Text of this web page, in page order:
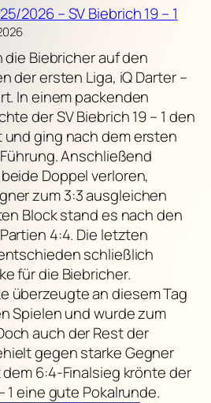
2026 – SV Biebrich 19 – 1
die Biebricher auf den
der ersten Liga, iQ Darter –
In einem packenden
der SV Biebrich 19 – 1 den
ging nach dem ersten
Anschließend
Doppel verloren,
zum 3:3 ausgleichen
Block stand es nach den
4:4. Die letzten
schließlich
für die Biebricher.
überzeugte an diesem Tag
Spielen und wurde zum
auch der Rest der
gegen starke Gegner
6:4-Finalsieg krönte der
1 eine gute Pokalrunde.